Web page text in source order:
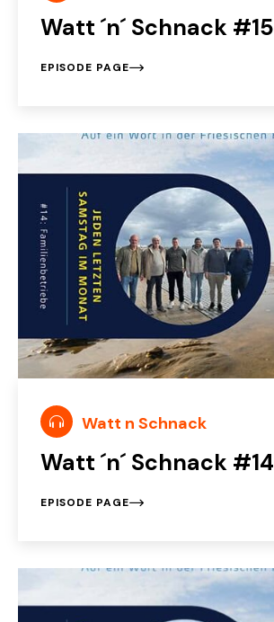
Watt ´n´ Schnack #15
EPISODE PAGE
Watt n Schnack
Watt ´n´ Schnack #14
EPISODE PAGE